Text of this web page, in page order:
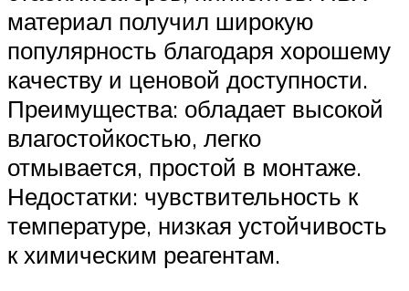
материал получил широкую
популярность благодаря хорошему
качеству и ценовой доступности.
Преимущества: обладает высокой
влагостойкостью, легко
отмывается, простой в монтаже.
Недостатки: чувствительность к
температуре, низкая устойчивость
к химическим реагентам.